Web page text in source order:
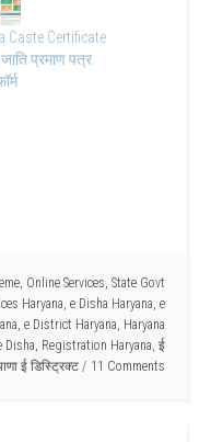
Caste Certificate
जाति प्रमाण पत्र
, Online Services, State Govt
Haryana, e Disha Haryana, e
, e District Haryana, Haryana
Disha, Registration Haryana, ई
ई डिस्ट्रिक्ट 11 Comments